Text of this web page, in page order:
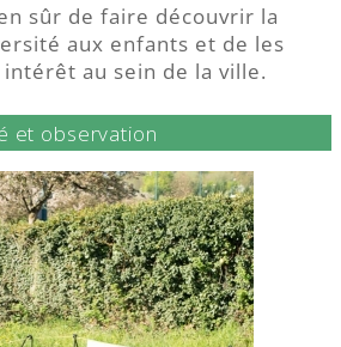
sûr de faire découvrir la
aux enfants et de les
au sein de la ville.
et observation